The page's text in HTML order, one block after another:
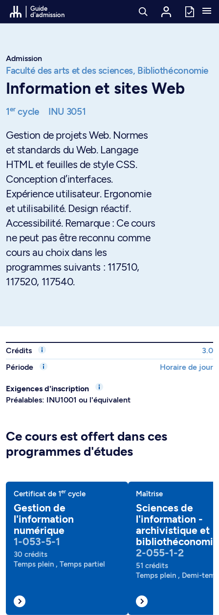
Passer au contenu
Guide
d'admission
Admission
Faculté des arts et des sciences, Bibliothéconomie
Information et sites Web
1ercycle INU 3051
Gestion de projets Web. Normes
et standards du Web. Langage
HTML et feuilles de style CSS.
Conception d’interfaces.
Expérience utilisateur. Ergonomie
et utilisabilité. Design réactif.
Accessibilité. Remarque : Ce cours
ne peut pas être reconnu comme
cours au choix dans les
programmes suivants : 117510,
117520, 117540.
Crédits
3.0
Période
Horaire de jour
Exigences d'inscription
Préalables: INU1001 ou l'équivalent
Ce cours est offert dans ces
programmes d'études
Certificat de 1er cycle
Gestion de
l'information
numérique
1-053-5-1
30 crédits
Temps plein , Temps partiel
Maîtrise
Sciences de
l'information -
archivistique et
bibliothéconomie
2-055-1-2
51 crédits
Temps plein , Demi-